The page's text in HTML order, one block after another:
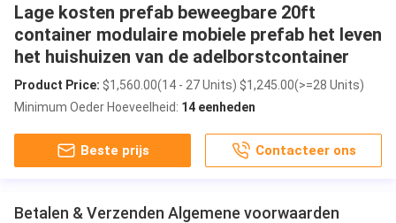
Lage kosten prefab beweegbare 20ft
container modulaire mobiele prefab het leven
het huishuizen van de adelborstcontainer
Product Price: $1,560.00(14 - 27 Units) $1,245.00(>=28 Units)
Minimum Oeder Hoeveelheid: 14 eenheden
Beste prijs Contacteer ons
Betalen & Verzenden Algemene voorwaarden